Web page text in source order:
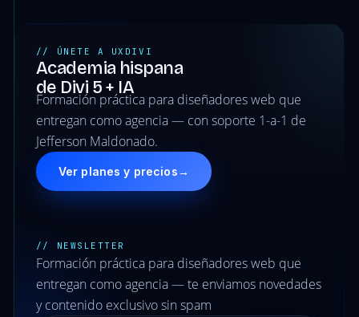
// ÚNETE A UXDIVI
Academia hispana
de Divi 5 + IA
Formación práctica para diseñadores web que
entregan como agencia — con soporte 1-a-1 de
Jefferson Maldonado.
Ver planes y precios→
// NEWSLETTER
Formación práctica para diseñadores web que
entregan como agencia — te enviamos novedades
y contenido exclusivo sin spam